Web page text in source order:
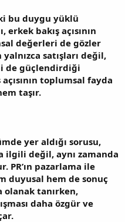
bu duygu yüklü
bakış açısının
değerleri de gözler
satışları değil,
de güçlendirdiği
toplumsal fayda
taşır.
yer aldığı sorusu,
ilgili değil, aynı zamanda
PR’ın pazarlama ile
duyusal hem de sonuç
olanak tanırken,
daha özgür ve